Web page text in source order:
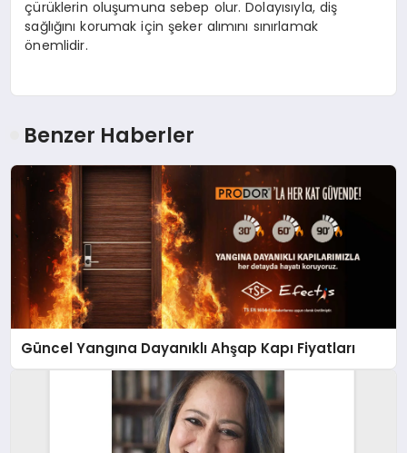
çürüklerin oluşumuna sebep olur. Dolayısıyla, diş
sağlığını korumak için şeker alımını sınırlamak
önemlidir.
Benzer Haberler
Güncel Yangına Dayanıklı Ahşap Kapı Fiyatları